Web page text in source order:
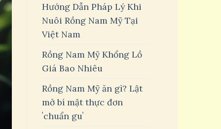
Hướng Dẫn Pháp Lý Khi
Nuôi Rồng Nam Mỹ Tại
Việt Nam
Rồng Nam Mỹ Khổng Lồ
Giá Bao Nhiêu
Rồng Nam Mỹ ăn gì? Lật
mở bí mật thực đơn
ʼchuẩn guʼ